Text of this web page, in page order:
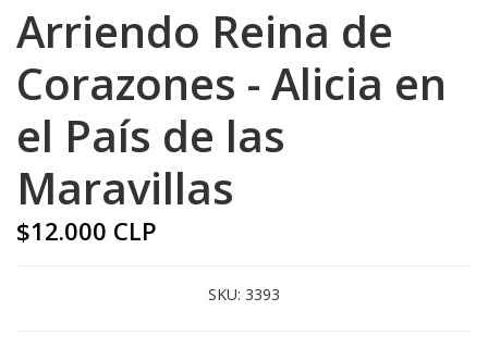
Arriendo Reina de
Corazones - Alicia en
el País de las
Maravillas
$12.000 CLP
SKU: 3393